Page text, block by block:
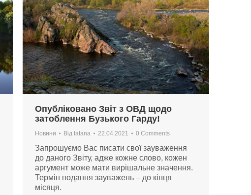
Опубліковано Звіт з ОВД щодо
затоблення Бузького Гарду!
Новини Від tatana 22.04.2021 0 Comments
Запрошуємо Вас писати свої зауваження
до даного Звіту, адже кожне слово, кожен
аргумент може мати вирішальне значення.
Термін подання зауважень – до кінця
місяця.